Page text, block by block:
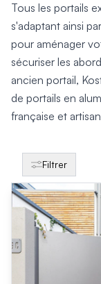
Produits >
Produits >
Produits >
Produits >
Produits >
Produits >
Produits >
Produits >
Produits >
Produits >
Produits >
Produits >
Produits >
Produits >
Produits >
Produits >
Tous les portails
s'adaptant ainsi
pour aménager
sécuriser les
ancien portail,
de portails en
française et
Filtrer